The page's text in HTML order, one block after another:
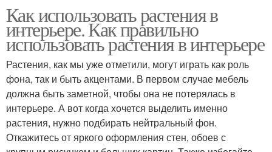
Как использовать растения в
интерьере. Как правильно
использовать растения в интерьере
Растения, как мы уже отметили, могут играть как роль
фона, так и быть акцентами. В первом случае мебель
должна быть заметной, чтобы она не потерялась в
интерьере. А вот когда хочется выделить именно
растения, нужно подбирать нейтральный фон.
Откажитесь от яркого оформления стен, обоев с